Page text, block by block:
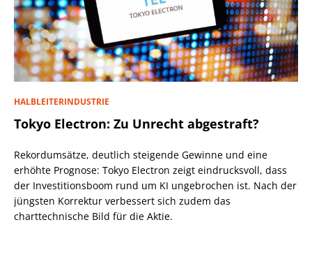
HALBLEITERINDUSTRIE
Tokyo Electron: Zu Unrecht abgestraft?
Rekordumsätze, deutlich steigende Gewinne und eine
erhöhte Prognose: Tokyo Electron zeigt eindrucksvoll, dass
der Investitionsboom rund um KI ungebrochen ist. Nach der
jüngsten Korrektur verbessert sich zudem das
charttechnische Bild für die Aktie.